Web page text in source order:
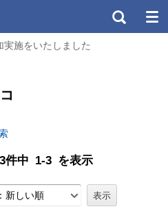
施をいたしました
3件中 1-3 を表示
新しい順